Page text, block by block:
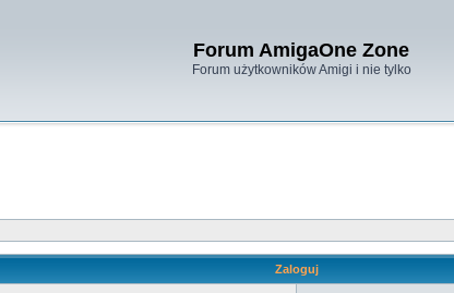
Forum AmigaOne Zone
Forum użytkowników Amigi i nie tylko
Zaloguj